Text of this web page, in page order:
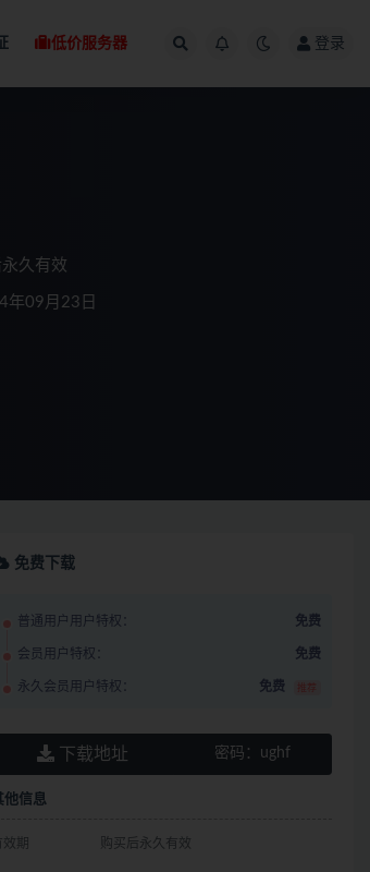
低价服务器 登录
久有效
年09月23日
免费下载
普通用户用户特权： 免费
会员用户特权： 免费
永久会员用户特权： 免费 推荐
下载地址 密码： ughf
他信息
效期 购买后永久有效